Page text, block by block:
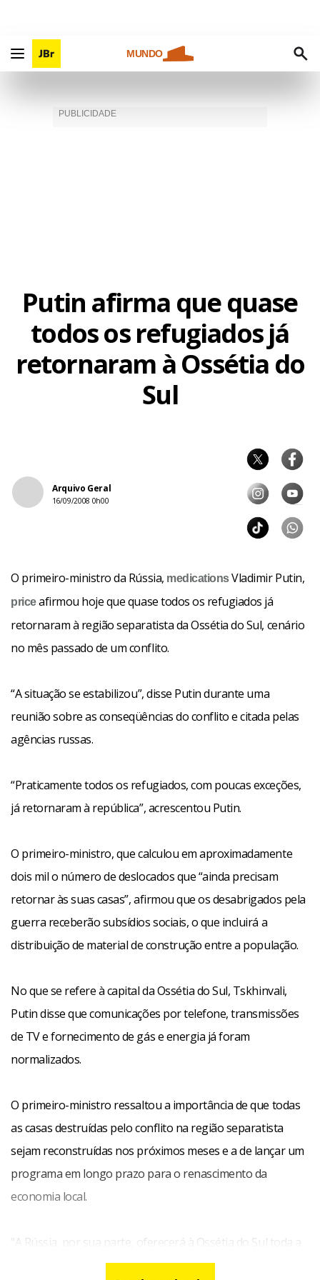
MUNDO
Putin afirma que quase
todos os refugiados já
retornaram à Ossétia do
Sul
Arquivo Geral
16/09/2008 0h00
O primeiro-ministro da Rússia, medicationsVladimir Putin,
priceafirmou hoje que quase todos os refugiados já
retornaram à região separatista da Ossétia do Sul, cenário
no mês passado de um conflito.
“A situação se estabilizou”, disse Putin durante uma
reunião sobre as conseqüências do conflito e citada pelas
agências russas.
“Praticamente todos os refugiados, com poucas exceções,
já retornaram à república”, acrescentou Putin.
O primeiro-ministro, que calculou em aproximadamente
dois mil o número de deslocados que “ainda precisam
retornar às suas casas”, afirmou que os desabrigados pela
guerra receberão subsídios sociais, o que incluirá a
distribuição de material de construção entre a população.
No que se refere à capital da Ossétia do Sul, Tskhinvali,
Putin disse que comunicações por telefone, transmissões
de TV e fornecimento de gás e energia já foram
normalizados.
O primeiro-ministro ressaltou a importância de que todas
as casas destruídas pelo conflito na região separatista
sejam reconstruídas nos próximos meses e a de lançar um
programa em longo prazo para o renascimento da
economia local.
“A Rússia, por sua parte, oferecerá à Ossétia do Sul toda a
ajuda necessária para solucionar os problemas”, declarou.